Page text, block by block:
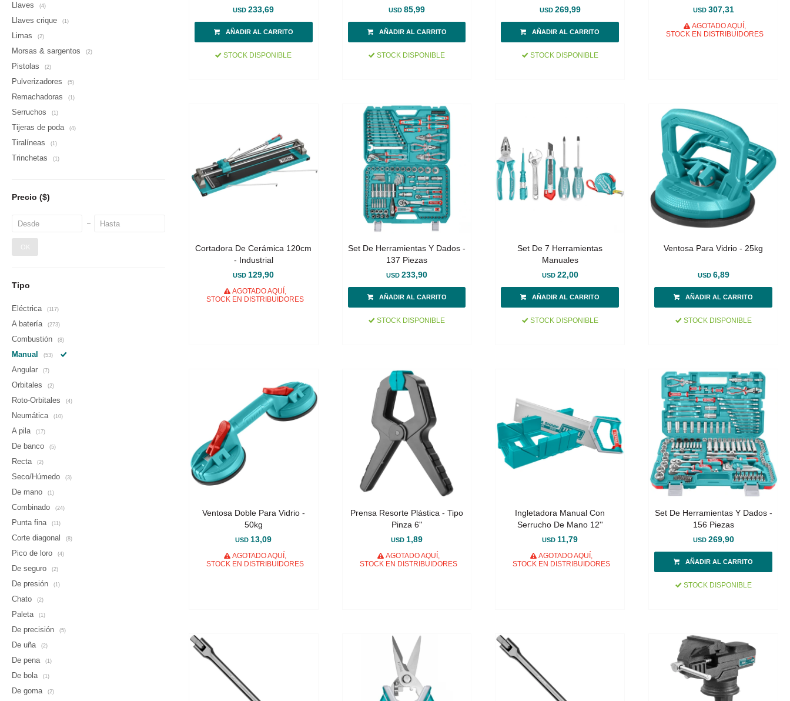
USD 233,69
STOCK DISPONIBLE
USD 85,99
STOCK DISPONIBLE
USD 269,99
STOCK DISPONIBLE
Aluminio
USD 307,31
AGOTADO AQUÍ,
STOCK EN DISTRIBUIDORES
Cortadora De Cerámica 120cm
- Industrial
USD 129,90
AGOTADO AQUÍ,
STOCK EN DISTRIBUIDORES
Set De Herramientas Y Dados -
137 Piezas
USD 233,90
STOCK DISPONIBLE
Set De 7 Herramientas
Manuales
USD 22,00
STOCK DISPONIBLE
Ventosa Para Vidrio - 25kg
USD 6,89
STOCK DISPONIBLE
Ventosa Doble Para Vidrio -
50kg
USD 13,09
AGOTADO AQUÍ,
STOCK EN DISTRIBUIDORES
Prensa Resorte Plástica - Tipo
Pinza 6''
USD 1,89
AGOTADO AQUÍ,
STOCK EN DISTRIBUIDORES
Ingletadora Manual Con
Serrucho De Mano 12''
USD 11,79
AGOTADO AQUÍ,
STOCK EN DISTRIBUIDORES
Set De Herramientas Y Dados -
156 Piezas
USD 269,90
STOCK DISPONIBLE
Llaves (4)
Llaves crique (1)
Limas (2)
Morsas & sargentos (2)
Pistolas (2)
Pulverizadores (5)
Remachadoras (1)
Serruchos (1)
Tijeras de poda (4)
Tiralíneas (1)
Trinchetas (1)
Precio ($)
OK
Tipo
Eléctrica (117)
A batería (273)
Combustión (8)
Manual (53)
Angular (7)
Orbitales (2)
Roto-Orbitales (4)
Neumática (10)
A pila (17)
De banco (5)
Recta (2)
Seco/Húmedo (3)
De mano (1)
Combinado (24)
Punta fina (11)
Corte diagonal (8)
Pico de loro (4)
De seguro (2)
De presión (1)
Chato (2)
Paleta (1)
De precisión (5)
De uña (2)
De pena (1)
De bola (1)
De goma (2)